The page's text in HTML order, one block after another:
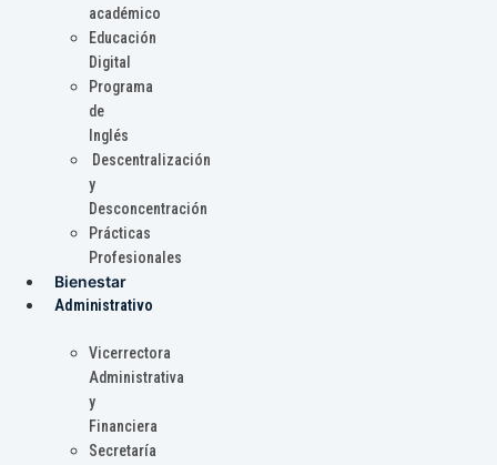
académico
Educación
Digital
Programa
de
Inglés
Descentralización
y
Desconcentración
Prácticas
Profesionales
Bienestar
Administrativo
Vicerrectora
Administrativa
y
Financiera
Secretaría